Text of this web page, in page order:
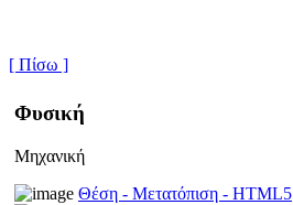
[ Πίσω ]
Φυσική
Μηχανική
Θέση - Μετατόπιση - HTML5